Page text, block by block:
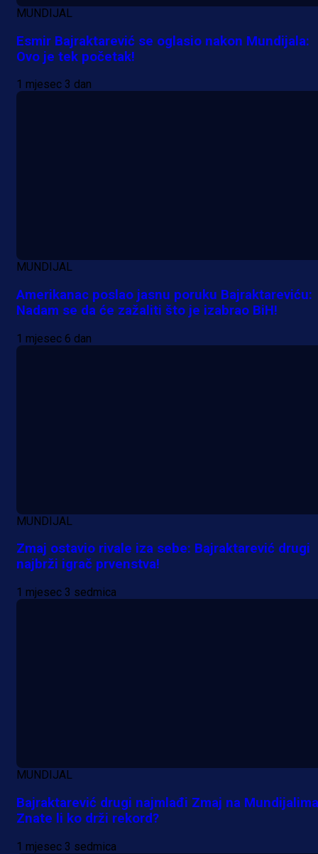
1 dan 9 h
A Selekcija
Da li je selektor zadovoljan: Evo
je Barbarez rekao o transferu
Alajbegovića u Juventus!
MUNDIJAL
Esmir Bajraktarević se oglasio nakon Mundijala:
Ovo je tek početak!
1 mjesec 3 dan
MUNDIJAL
Amerikanac poslao jasnu poruku Bajraktareviću:
Nadam se da će zažaliti što je izabrao BiH!
1 mjesec 6 dan
MUNDIJAL
Zmaj ostavio rivale iza sebe: Bajraktarević drugi
najbrži igrač prvenstva!
1 mjesec 3 sedmica
MUNDIJAL
Bajraktarević drugi najmlađi Zmaj na
Znate li ko drži rekord?
1 mjesec 3 sedmica